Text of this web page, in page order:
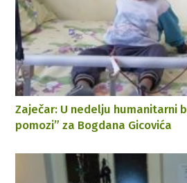
Zaječar: U nedelju humanitarni
pomozi” za Bogdana Gicovića